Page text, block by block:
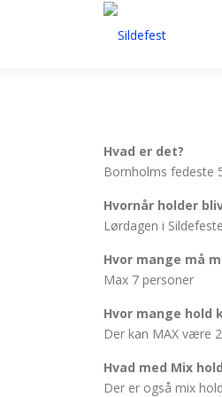
Hvad er det?
Bornholms fedeste
Hvornår holder
Lørdagen i
Hvor mange må
Max 7 personer
Hvor mange hold
Der kan MAX være
Hvad med Mix
Der er også mix hold